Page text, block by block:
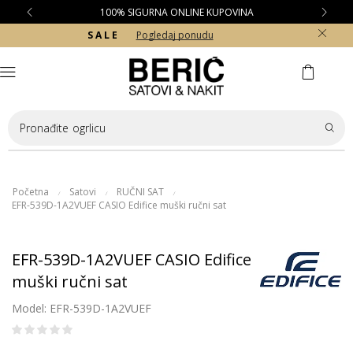
100% SIGURNA ONLINE KUPOVINA
S A L E
Pogledaj ponudu
Pronađite ogrlicu
Početna / Satovi / RUČNI SAT /
EFR-539D-1A2VUEF CASIO Edifice muški ručni sat
EFR-539D-1A2VUEF CASIO Edifice
muški ručni sat
Model: EFR-539D-1A2VUEF